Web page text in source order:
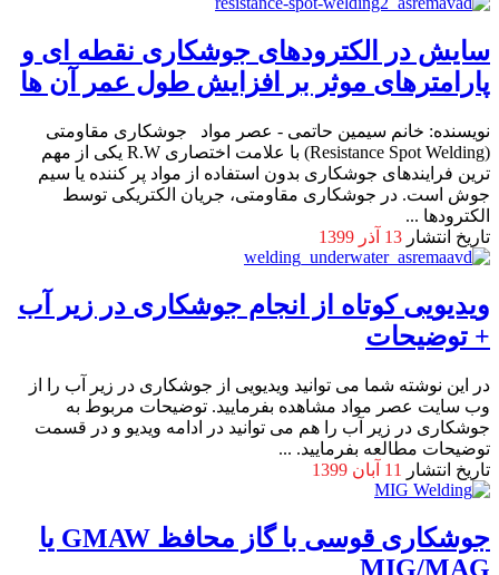
سایش در الکترودهای جوشکاری نقطه ای و
پارامترهای موثر بر افزایش طول عمر آن ها
نویسنده: خانم سیمین حاتمی - عصر مواد جوشکاری مقاومتی
(Resistance Spot Welding) با علامت اختصاری R.W یکی از مهم
ترین فرایندهای جوشکاری بدون استفاده از مواد پر کننده یا سیم
جوش است. در جوشکاری مقاومتی، جریان الکتریکی توسط
الکترودها ...
تاریخ انتشار 13 آذر 1399
ویدیویی کوتاه از انجام جوشکاری در زیر آب
+ توضیحات
در این نوشته شما می توانید ویدیویی از جوشکاری در زیر آب را از
وب سایت عصر مواد مشاهده بفرمایید. توضیحات مربوط به
جوشکاری در زیر آب را هم می توانید در ادامه ویدیو و در قسمت
توضیحات مطالعه بفرمایید. ...
تاریخ انتشار
11 آبان 1399
جوشکاری قوسی با گاز محافظ GMAW یا
MIG/MAG